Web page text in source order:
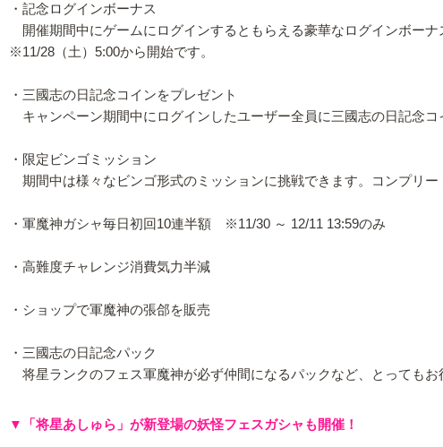
・記念ログインボーナス
開催期間中にゲームにログインするともらえる豪華なログインボー
※11/28（土）5:00から開始です。
・三國志の日記念コインをプレゼント
キャンペーン期間中にログインしたユーザー全員に三國志の日記念
・限定ビンゴミッション
期間中は様々なビンゴ形式のミッションに挑戦できます。コンプリー
・軍魔神ガシャ毎日初回10連半額 ※11/30 ～ 12/11 13:59のみ
・高難度チャレンジ消費気力半減
・ショップで軍魔神の張郃を販売
・三國志の日記念パック
将星ランクのフェス軍魔神が必ず仲間になるパックなど、とってもお
▼「将星あしゅら」が新登場の妖怪フェスガシャも開催！